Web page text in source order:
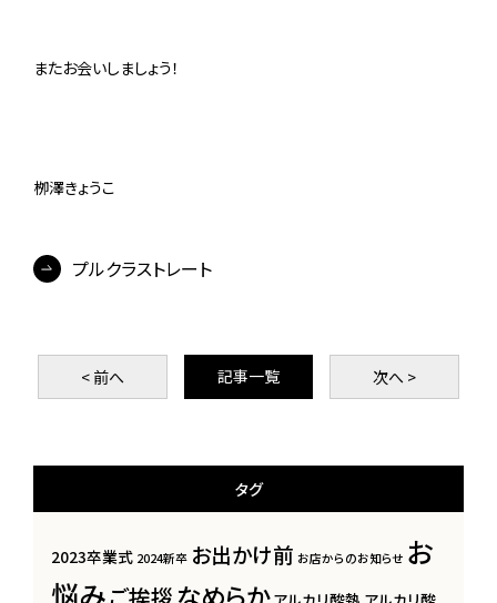
またお会いしましょう！
栁澤きょうこ
プルクラストレート
< 前へ 記事一覧 次へ >
タグ
2023卒業式 2024新卒 お出かけ前 お店からのお知らせ お
悩み
なめらか